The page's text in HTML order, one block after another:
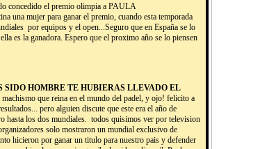
concedido el premio olimpia a PAULA
una mujer para ganar el premio, cuando esta temporada
por equipos y el open...Seguro que en España se lo
es la ganadora. Espero que el proximo año se lo piensen
SIDO HOMBRE TE HUBIERAS LLEVADO EL
que reina en el mundo del padel, y ojo! felicito a
pero alguien discute que este era el año de
hasta los dos mundiales. todos quisimos ver por television
solo mostraron un mundial exclusivo de
hicieron por ganar un titulo para nuestro pais y defender